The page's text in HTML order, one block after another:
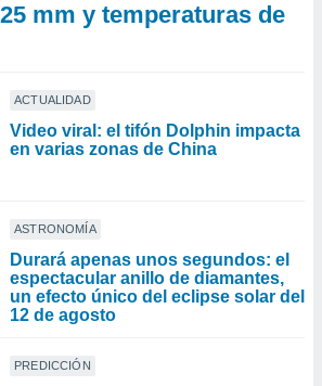
mm y temperaturas de
ACTUALIDAD
Video viral: el tifón Dolphin impacta
en varias zonas de China
ASTRONOMÍA
Durará apenas unos segundos: el
espectacular anillo de diamantes,
un efecto único del eclipse solar del
12 de agosto
PREDICCIÓN